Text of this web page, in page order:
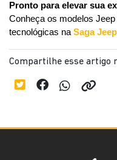
Pronto para elevar sua
Conheça os modelos
tecnológicas na Saga Jeep
Compartilhe esse artigo